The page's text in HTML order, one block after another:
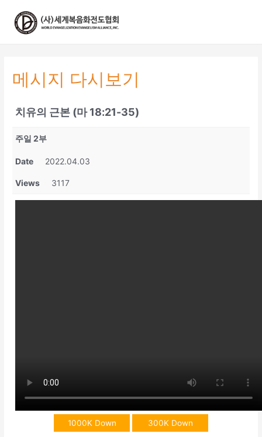
메시지 다시보기
치유의 근본 (마 18:21-35)
주일 2부
Date 2022.04.03
Views 3117
1000K Down 300K Down